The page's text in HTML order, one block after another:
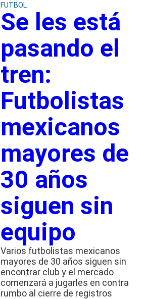
FUTBOL
Se les está
pasando el
tren:
Futbolistas
mexicanos
mayores de
30 años
siguen sin
equipo
Varios futbolistas mexicanos
mayores de 30 años siguen sin
encontrar club y el mercado
comenzará a jugarles en contra
rumbo al cierre de registros